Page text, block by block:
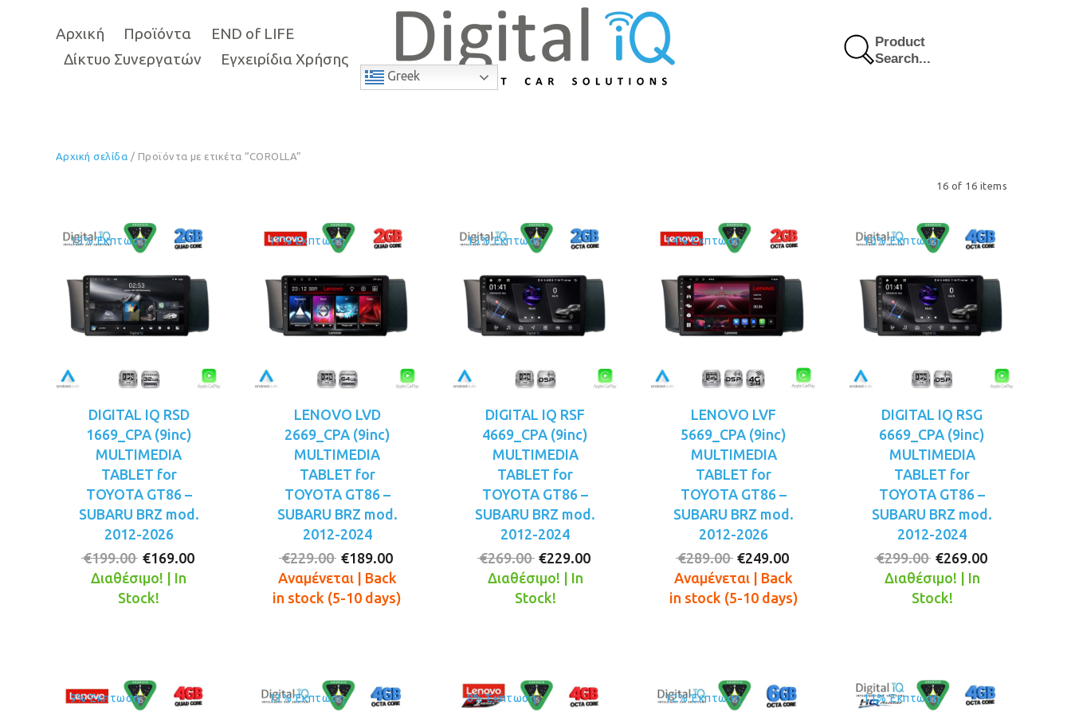
Αρχική Προϊόντα
END of LIFE
Δίκτυο Συνεργατών
Εγχειρίδια Χρήσης
Greek
Product
Search...
Αρχική σελίδα / Προϊόντα με ετικέτα “COROLLA”
16 of 16 items
15% Έκπτωση
DIGITAL IQ RSD
1669_CPA (9inc)
MULTIMEDIA
TABLET for
TOYOTA GT86 –
SUBARU BRZ mod.
2012-2026
€199.00 Original
price
was:
€169.00
Διαθέσιμο! | In
Stock!
17% Έκπτωση
LENOVO LVD
2669_CPA (9inc)
MULTIMEDIA
TABLET for
TOYOTA GT86 –
SUBARU BRZ mod.
2012-2024
€229.00 Original
price
was:
€189.00
τρέχουσα
τιμή
Αναμένεται | Back
in stock (5-10 days)
15% Έκπτωση
DIGITAL IQ RSF
4669_CPA (9inc)
MULTIMEDIA
TABLET for
TOYOTA GT86 –
SUBARU BRZ mod.
2012-2024
€269.00 Original
price
was:
€229.00
Διαθέσιμο! | In
Stock!
14% Έκπτωση
LENOVO LVF
5669_CPA (9inc)
MULTIMEDIA
TABLET for
TOYOTA GT86 –
SUBARU BRZ mod.
2012-2026
€289.00 Original
price
was:
€249.00
τρέχουσα
τιμή
Αναμένεται | Back
in stock (5-10 days)
10% Έκπτωση
DIGITAL IQ RSG
6669_CPA (9inc)
MULTIMEDIA
TABLET for
TOYOTA GT86 –
SUBARU BRZ mod.
2012-2024
€299.00 Original
price
was:
€269.00
Διαθέσιμο! | In
Stock!
9% Έκπτωση 13% Έκπτωση 8% Έκπτωση 12% Έκπτωση 11% Έκπτωση